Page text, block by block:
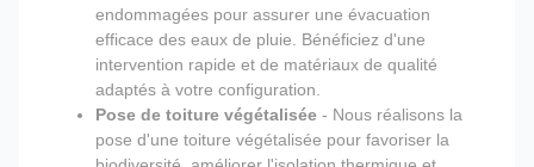
endommagées pour assurer une évacuation
efficace des eaux de pluie. Bénéficiez d'une
intervention rapide et de matériaux de qualité
adaptés à votre configuration.
Pose de toiture végétalisée - Nous réalisons la
pose d'une toiture végétalisée pour favoriser la